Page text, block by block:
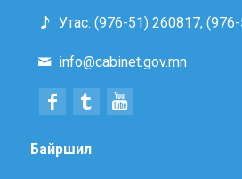
Утас: (976-51) 260817,
info@cabinet.gov.mn
Байршил